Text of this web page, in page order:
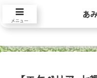
あ
メニュー
あ